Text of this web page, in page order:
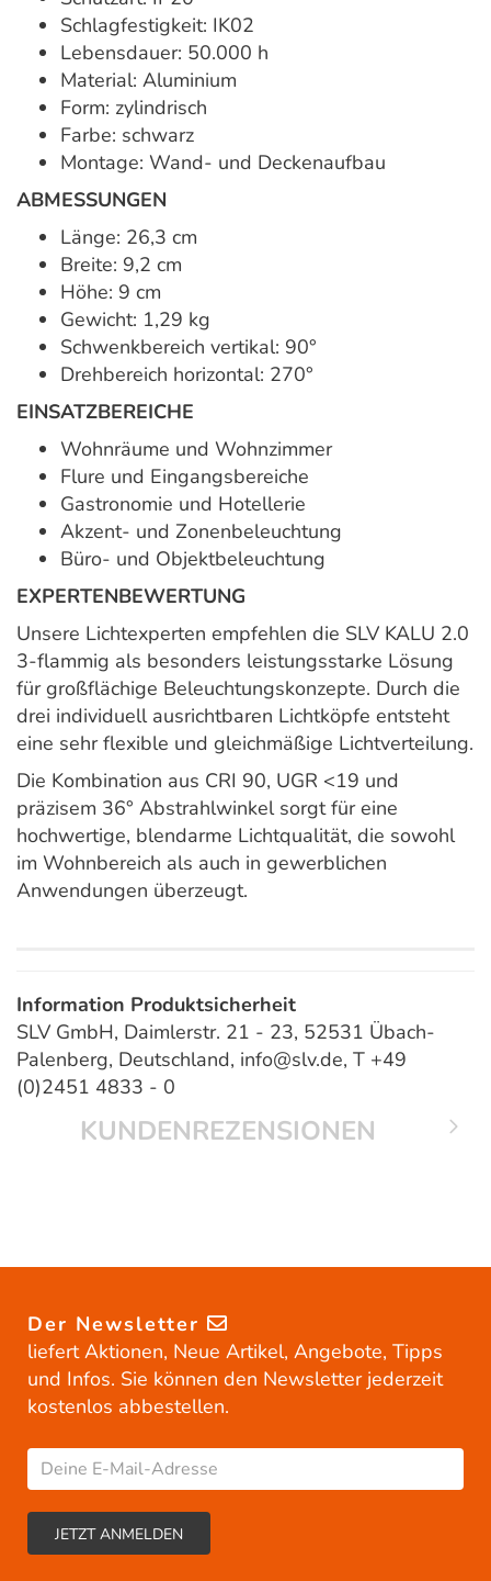
Schlagfestigkeit: IK02
Lebensdauer: 50.000 h
Material: Aluminium
Form: zylindrisch
Farbe: schwarz
Montage: Wand- und Deckenaufbau
ABMESSUNGEN
Länge: 26,3 cm
Breite: 9,2 cm
Höhe: 9 cm
Gewicht: 1,29 kg
Schwenkbereich vertikal: 90°
Drehbereich horizontal: 270°
EINSATZBEREICHE
Wohnräume und Wohnzimmer
Flure und Eingangsbereiche
Gastronomie und Hotellerie
Akzent- und Zonenbeleuchtung
Büro- und Objektbeleuchtung
EXPERTENBEWERTUNG
Unsere Lichtexperten empfehlen die SLV KALU 2.0
3-flammig als besonders leistungsstarke Lösung
für großflächige Beleuchtungskonzepte. Durch die
drei individuell ausrichtbaren Lichtköpfe entsteht
eine sehr flexible und gleichmäßige Lichtverteilung.
Die Kombination aus CRI 90, UGR <19 und
präzisem 36° Abstrahlwinkel sorgt für eine
hochwertige, blendarme Lichtqualität, die sowohl
im Wohnbereich als auch in gewerblichen
Anwendungen überzeugt.
Information Produktsicherheit
SLV GmbH, Daimlerstr. 21 - 23, 52531 Übach-
Palenberg, Deutschland, info@slv.de, T +49
(0)2451 4833 - 0
KUNDENREZENSIONEN
Der Newsletter
liefert Aktionen, Neue Artikel, Angebote, Tipps
und Infos. Sie können den Newsletter jederzeit
kostenlos abbestellen.